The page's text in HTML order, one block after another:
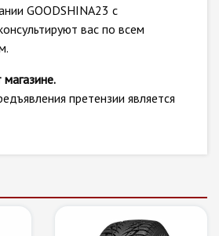
GOODSHINA23 с
вас по всем
магазине.
претензии является